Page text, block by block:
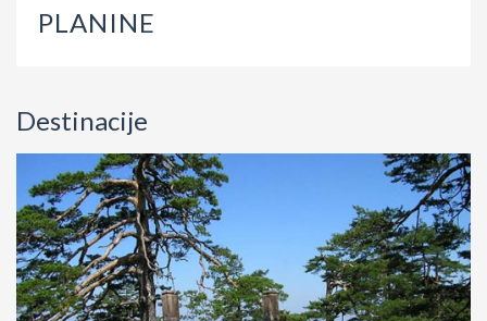
PLANINE
Destinacije